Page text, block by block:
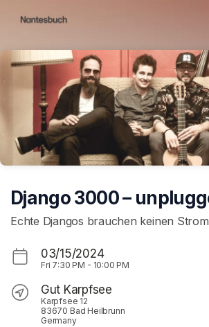
Django 3000 –
Echte Djangos brauchen keinen Strom
03/15/2024
Fri 7:30 PM - 10:00 PM
Gut Karpfsee
Karpfsee 12
83670 Bad Heilbrunn
Germany